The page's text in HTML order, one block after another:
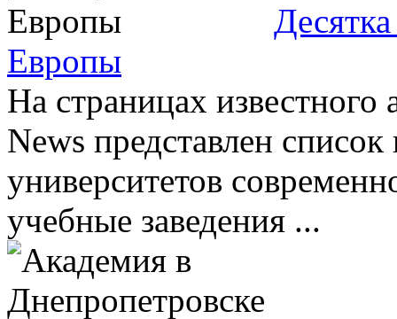
Европы
На страницах известного
News представлен
университетов
учебные заведения ...